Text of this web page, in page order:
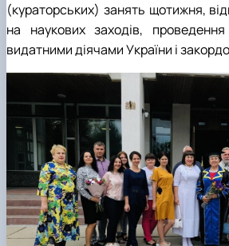
(кураторських) занять щотижня,
на наукових заходів,
видатними діячами України і